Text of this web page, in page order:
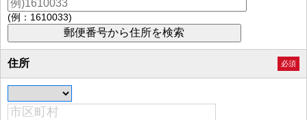
(例：1610033)
住所 必須